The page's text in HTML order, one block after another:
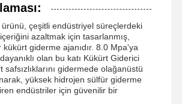
çeşitli endüstriyel süreçlerdeki
azaltmak için tasarlanmış,
giderme ajanıdır. 8.0 Mpa'ya
olan bu katı Kükürt Giderici
safsızlıklarını gidermede olağanüstü
yüksek hidrojen sülfür giderme
endüstriler için güvenilir bir